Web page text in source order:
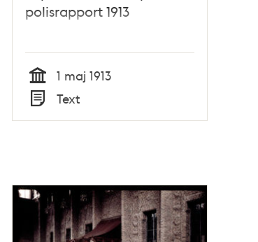
polisrapport 1913
Tid
1 maj 1913
Typ
Text